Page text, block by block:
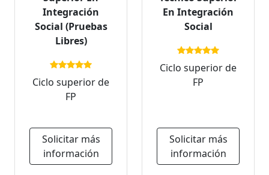
Integración
Social (Pruebas
Libres)
Ciclo superior de
FP
Solicitar más
información
En Integración
Social
Ciclo superior de
FP
Solicitar más
información